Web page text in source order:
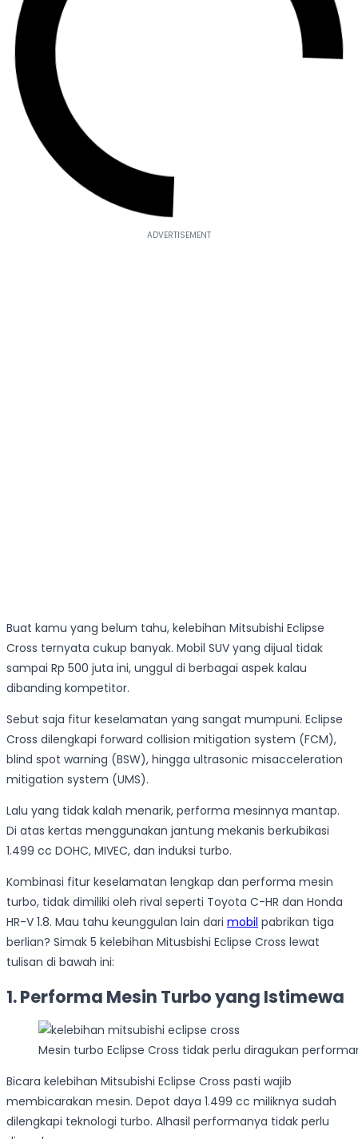
Buat kamu yang belum tahu, kelebihan Mitsubishi Eclipse
Cross ternyata cukup banyak. Mobil SUV yang dijual tidak
sampai Rp 500 juta ini, unggul di berbagai aspek kalau
dibanding kompetitor.
Sebut saja fitur keselamatan yang sangat mumpuni. Eclipse
Cross dilengkapi forward collision mitigation system (FCM),
blind spot warning (BSW), hingga ultrasonic misacceleration
mitigation system (UMS).
Lalu yang tidak kalah menarik, performa mesinnya mantap.
Di atas kertas menggunakan jantung mekanis berkubikasi
1.499 cc DOHC, MIVEC, dan induksi turbo.
Kombinasi fitur keselamatan lengkap dan performa mesin
turbo, tidak dimiliki oleh rival seperti Toyota C-HR dan Honda
HR-V 1.8. Mau tahu keunggulan lain dari mobil pabrikan tiga
berlian? Simak 5 kelebihan Mitusbishi Eclipse Cross lewat
tulisan di bawah ini:
1. Performa Mesin Turbo yang Istimewa
Mesin turbo Eclipse Cross tidak perlu diragukan
Bicara kelebihan Mitsubishi Eclipse Cross pasti wajib
membicarakan mesin. Depot daya 1.499 cc miliknya sudah
dilengkapi teknologi turbo. Alhasil performanya tidak perlu